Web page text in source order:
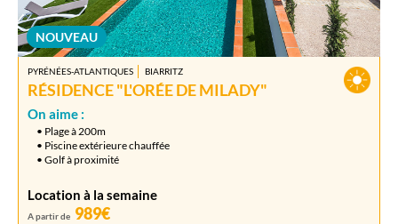
NOUVEAU
PYRÉNÉES-ATLANTIQUES BIARRITZ
RÉSIDENCE "L'ORÉE DE MILADY"
On aime :
• Plage à 200m
• Piscine extérieure chauffée
• Golf à proximité
Location à la semaine
A partir de 989€